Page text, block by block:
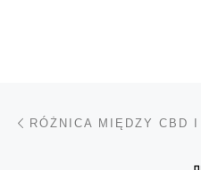
Nawigacja
RÓŻNICA MIĘDZY CBD I